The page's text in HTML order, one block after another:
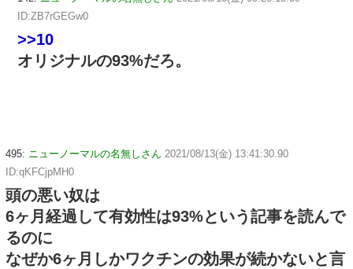
ID:ZB7rGEGw0
>>10
オリジナルの93%だろ。
495: ニューノーマルの名無しさん 2021/08/13(金) 13:41:30.90
ID:qKFCjpMH0
頭の悪い奴は
6ヶ月経過して有効性は93%という記事を読んで
るのに
なぜか6ヶ月しかワクチンの効果が続かないと言